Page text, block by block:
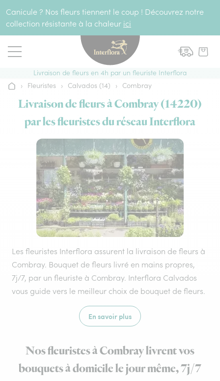
Canicule ? Nos fleurs tiennent le coup ! Découvrez notre
collection résistante à la chaleur ici
Livraison de fleurs en 4h par un fleuriste Interflora
Accueil
› Fleuristes › Calvados (14) › Combray
Livraison de fleurs à Combray (14220)
par les fleuristes du réseau Interflora
Les fleuristes Interflora assurent la livraison de fleurs à
Combray. Bouquet de fleurs livré en mains propres,
7j/7, par un fleuriste à Combray. Interflora Calvados
vous guide vers le meilleur choix de bouquet de fleurs.
En savoir plus
Nos fleuristes à Combray livrent vos
bouquets à domicile le jour même, 7j/7